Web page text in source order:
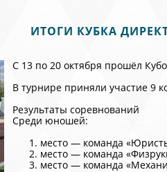
ИТОГИ КУБКА
️️С 13 по 20 октября прошёл
В турнире приняли участие 9
Результаты соревнований
Среди юношей:
место — команда
место — команда
место — команда